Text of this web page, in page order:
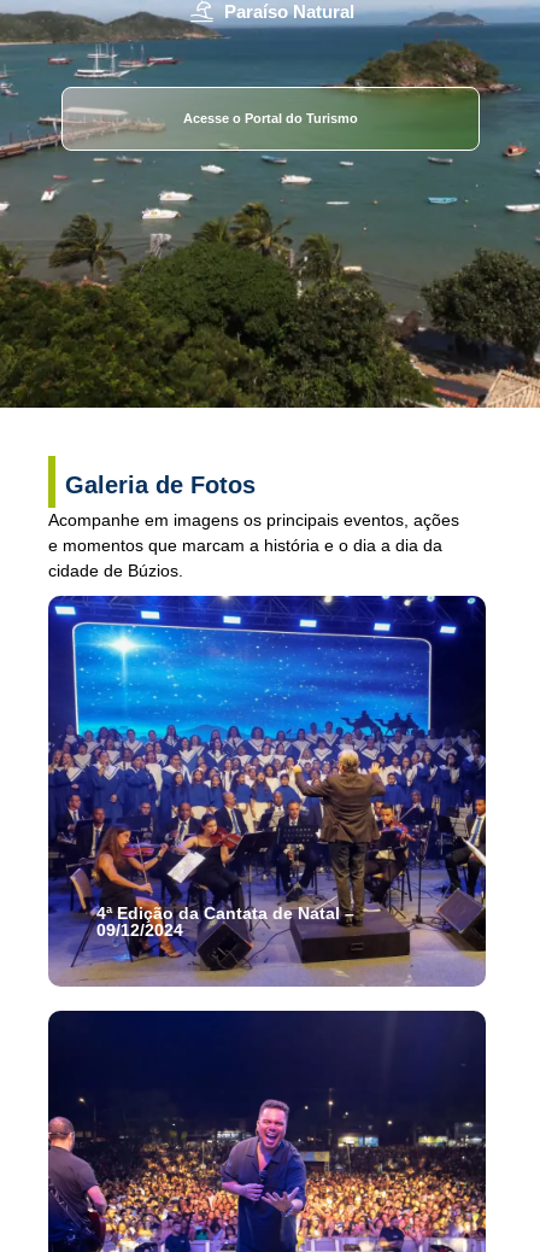
Paraíso Natural
Acesse o Portal do Turismo
Galeria de Fotos
Acompanhe em imagens os principais eventos, ações
e momentos que marcam a história e o dia a dia da
cidade de Búzios.
4ª Edição da Cantata de Natal –
09/12/2024